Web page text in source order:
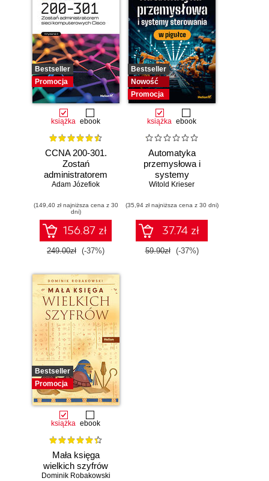
Bestseller
Promocja
książka ebook
CCNA 200-301.
Zostań
administratorem
sieci
Cisco. Wydanie II
Adam Józefiok
(149,40 zł najniższa cena z 30
dni)
156.87 zł
249.00zł (-37%)
Bestseller
Nowość
Promocja
książka ebook
Automatyka
przemysłowa i
systemy
sterowania w
Witold Krieser
(35,94 zł najniższa cena z 30 dni)
37.74 zł
59.90zł (-37%)
Bestseller
Promocja
książka ebook
Mała księga
wielkich szyfrów
Dominik Robakowski